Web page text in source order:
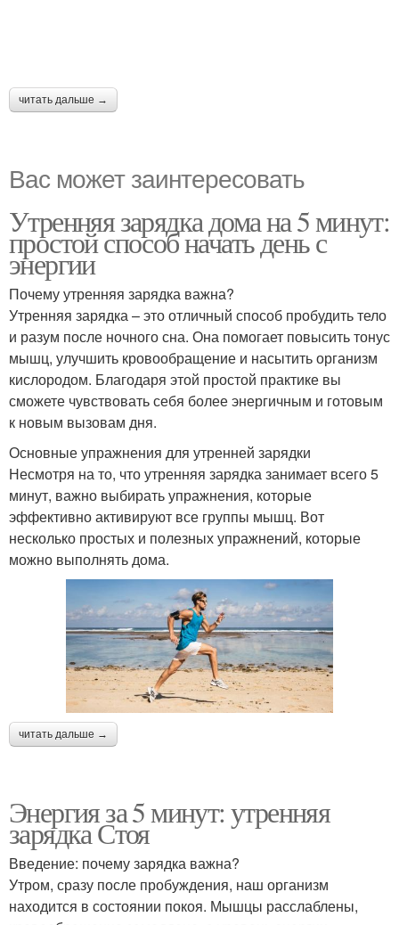
читать дальше →
Вас может заинтересовать
Утренняя зарядка дома на 5 минут:
простой способ начать день с
энергии
Почему утренняя зарядка важна?
Утренняя зарядка – это отличный способ пробудить тело
и разум после ночного сна. Она помогает повысить тонус
мышц, улучшить кровообращение и насытить организм
кислородом. Благодаря этой простой практике вы
сможете чувствовать себя более энергичным и готовым
к новым вызовам дня.
Основные упражнения для утренней зарядки
Несмотря на то, что утренняя зарядка занимает всего 5
минут, важно выбирать упражнения, которые
эффективно активируют все группы мышц. Вот
несколько простых и полезных упражнений, которые
можно выполнять дома.
читать дальше →
Энергия за 5 минут: утренняя
зарядка Стоя
Введение: почему зарядка важна?
Утром, сразу после пробуждения, наш организм
находится в состоянии покоя. Мышцы расслаблены,